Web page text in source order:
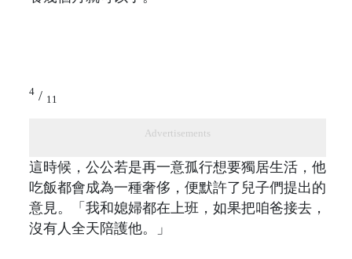
4 / 11
Advertisements
這時候，公公若是再一意孤行想要獨居生活，他
吃飯都會成為一種奢侈，便默許了兒子們提出的
意見。「我和媳婦都在上班，如果把咱爸接去，
沒有人全天陪護他。」